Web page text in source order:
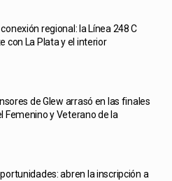
regional: la Línea 248 C
con La Plata y el interior
de Glew arrasó en las finales
Femenino y Veterano de la
abren la inscripción a